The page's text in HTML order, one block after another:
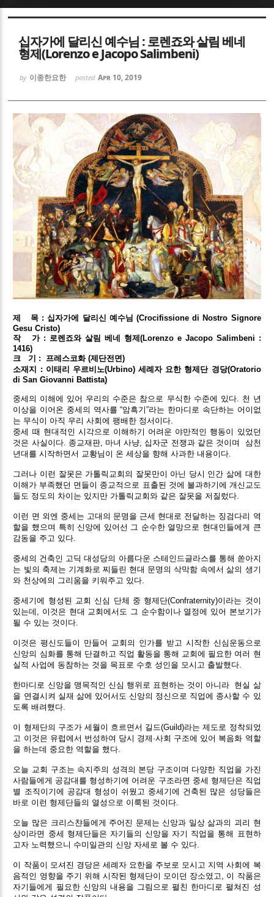
십자가에 달리신 예수님 : 로렌죠와 살림 베네
형제(Lorenzo e Jacopo Salimbeni)
by 이종한요한 posted Apr 10, 2019
제 목 : 십자가에 달리신 예수님 (Crocifissione di Nostro Signore
Gesu Cristo)
작 가 : 로렌죠와 살림 베네 형제(Lorenzo e Jacopo Salimbeni :
1416)
크 기 : 프레스코화 (제단전면)
소재지 : 이태리 우르비노(Urbino) 세례자 요한 형제단 경당(Oratorio
di San Giovanni Battista)
중세의 이해에 있어 우리의 수준은 참으로 무식한 수준에 있다. 천 년
이상을 이어온 중세의 역사를 “암흑기”라는 한마디로 속단하는 어이없
는 무식이 아직 우리 사회에 팽배한 정서이다.
중세 때 현대적인 시각으로 이해하기 어려운 야만적인 행동이 있었던
것은 사실이다. 종교재판, 마녀 사냥, 십자군 전쟁과 같은 것이며 삼천
년대를 시작하면서 교황님이 온 세상을 향해 사과한 내용이다.
그러나 이런 잘못은 가톨릭교회의 잘못만이 아닌 당시 인간 삶에 대한
이해가 부족했던 면들이 종교적으로 표출된 것에 불과하기에 개신교도
들도 정도의 차이는 있지만 가톨릭교회와 같은 잘못을 저질렀다.
이런 면 외엔 중세는 고대의 문명을 근세 현대로 전달하는 징검다리 역
할을 했으며 특히 신앙에 있어선 그 순수한 열망으로 현대인들에게 큰
감동을 주고 있다.
중세의 건축인 고딕 대성당의 아름다운 스테인드글라스를 통해 쏟아지
는 빛의 축제는 기계화로 찌들린 현대 문명의 삭막함 속에서 삶의 생기
와 천상에의 그리움을 키워주고 있다.
중세기에 형성된 교회 신심 단체 중 형제단(Confraternity)이라는 것이
있는데, 이것은 현대 교회에서도 그 순수함이나 열정에 있어 본보기가
될 수 있는 것이다.
이것은 평신도들이 만들어 교회의 인가를 받고 시작한 신심운동으로
신앙의 심화를 통해 단결하고 직업 활동을 통해 교회에 필요한 여러 현
실적 사업에 동참하는 것을 목표로 수호 성인을 모시고 출발했다.
한마디로 신앙을 맹목적인 신심 행위로 표현하는 것이 아니라 현실 삶
을 연결시켜 실재 삶에 있어서도 신앙의 정신으로 직업에 종사할 수 있
도록 배려했다.
이 형제단의 구조가 세월이 흐르면서 길드(Guild)라는 제도로 정착되었
고 이것은 유럽에서 번성하여 당시 경제·사회 구조에 있어 복음화 역할
을 하는데 중요한 역할을 했다.
오늘 교회 구조는 속지주의 성격의 본당 구조이며 다양한 직업을 가진
사람들에게 공감대를 형성하기에 어려운 구조라면 중세 형제단은 직업
별 조직이기에 공감대 형성이 쉬웠고 중세기에 건축된 많은 성당들은
바로 이런 형제단들의 열성으로 이룩된 것이다.
오늘 많은 크리스챤들에게 주어진 문제는 신앙과 일상 삶과의 괴리 현
상이라면 중세 형제단들은 자기들의 신앙을 자기 직업을 통해 표현하
고자 노력했으니 수미일관의 신앙 자세로 볼 수 있다.
이 작품이 모셔진 경당은 세례자 요한을 주보로 모시고 지역 사회에 복
음적인 영향을 주기 위해 시작된 형제단이 모이던 장소였고, 이 작품은
자기들에게 필요한 신앙의 내용을 그림으로 펼친 한마디로 펼쳐진 성
Sketchbook5, 스케치북5
Sketchbook5, 스케치북5
Sketchbook5, 스케치북5
Sketchbook5, 스케치북5